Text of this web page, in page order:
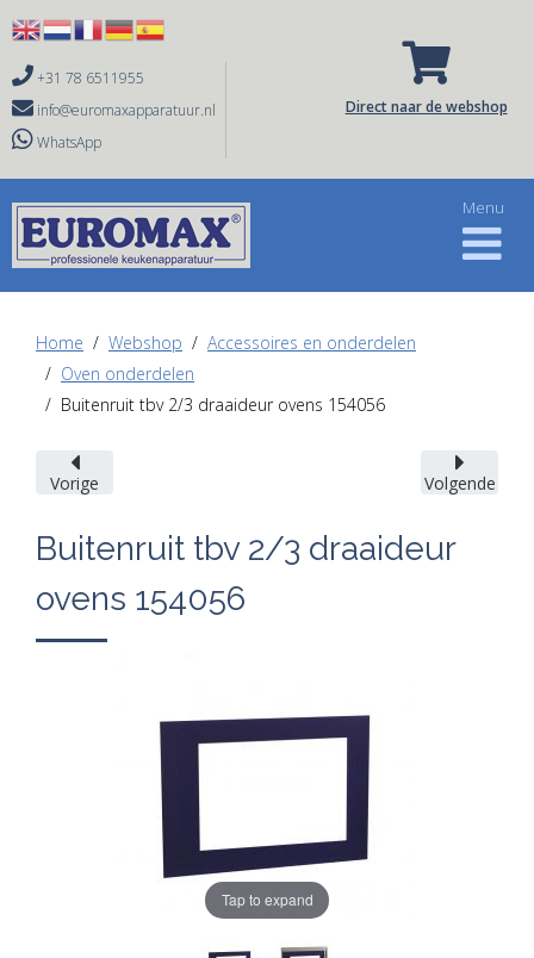
+31 78 6511955
 info@euromaxapparatuur.nl
WhatsApp
Direct naar de webshop
Home Webshop
Accessoires en onderdelen
Oven onderdelen
Buitenruit tbv 2/3 draaideur ovens 154056
Vorige Volgende
Buitenruit tbv 2/3 draaideur
ovens 154056
Tap to expand